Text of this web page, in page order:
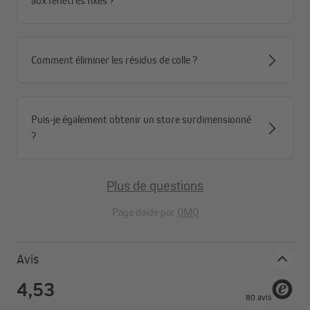
Le bambou en quelques mots
Comment éliminer les résidus de colle ?
Puis-je également obtenir un store surdimensionné
?
Plus de questions
Page daide par OMQ
Avis